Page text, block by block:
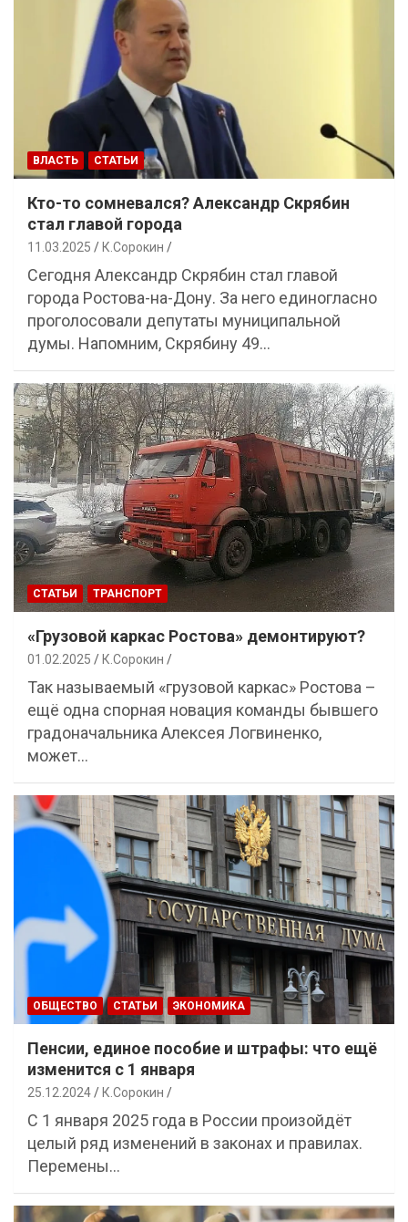
ВЛАСТЬ СТАТЬИ
Кто-то сомневался? Александр Скрябин
стал главой города
11.03.2025 К.Сорокин
Сегодня Александр Скрябин стал главой
города Ростова-на-Дону. За него единогласно
проголосовали депутаты муниципальной
думы. Напомним, Скрябину 49…
СТАТЬИ ТРАНСПОРТ
«Грузовой каркас Ростова» демонтируют?
01.02.2025 К.Сорокин
Так называемый «грузовой каркас» Ростова –
ещё одна спорная новация команды бывшего
градоначальника Алексея Логвиненко,
может…
ОБЩЕСТВО СТАТЬИ ЭКОНОМИКА
Пенсии, единое пособие и штрафы: что ещё
изменится с 1 января
25.12.2024 К.Сорокин
С 1 января 2025 года в России произойдёт
целый ряд изменений в законах и правилах.
Перемены…